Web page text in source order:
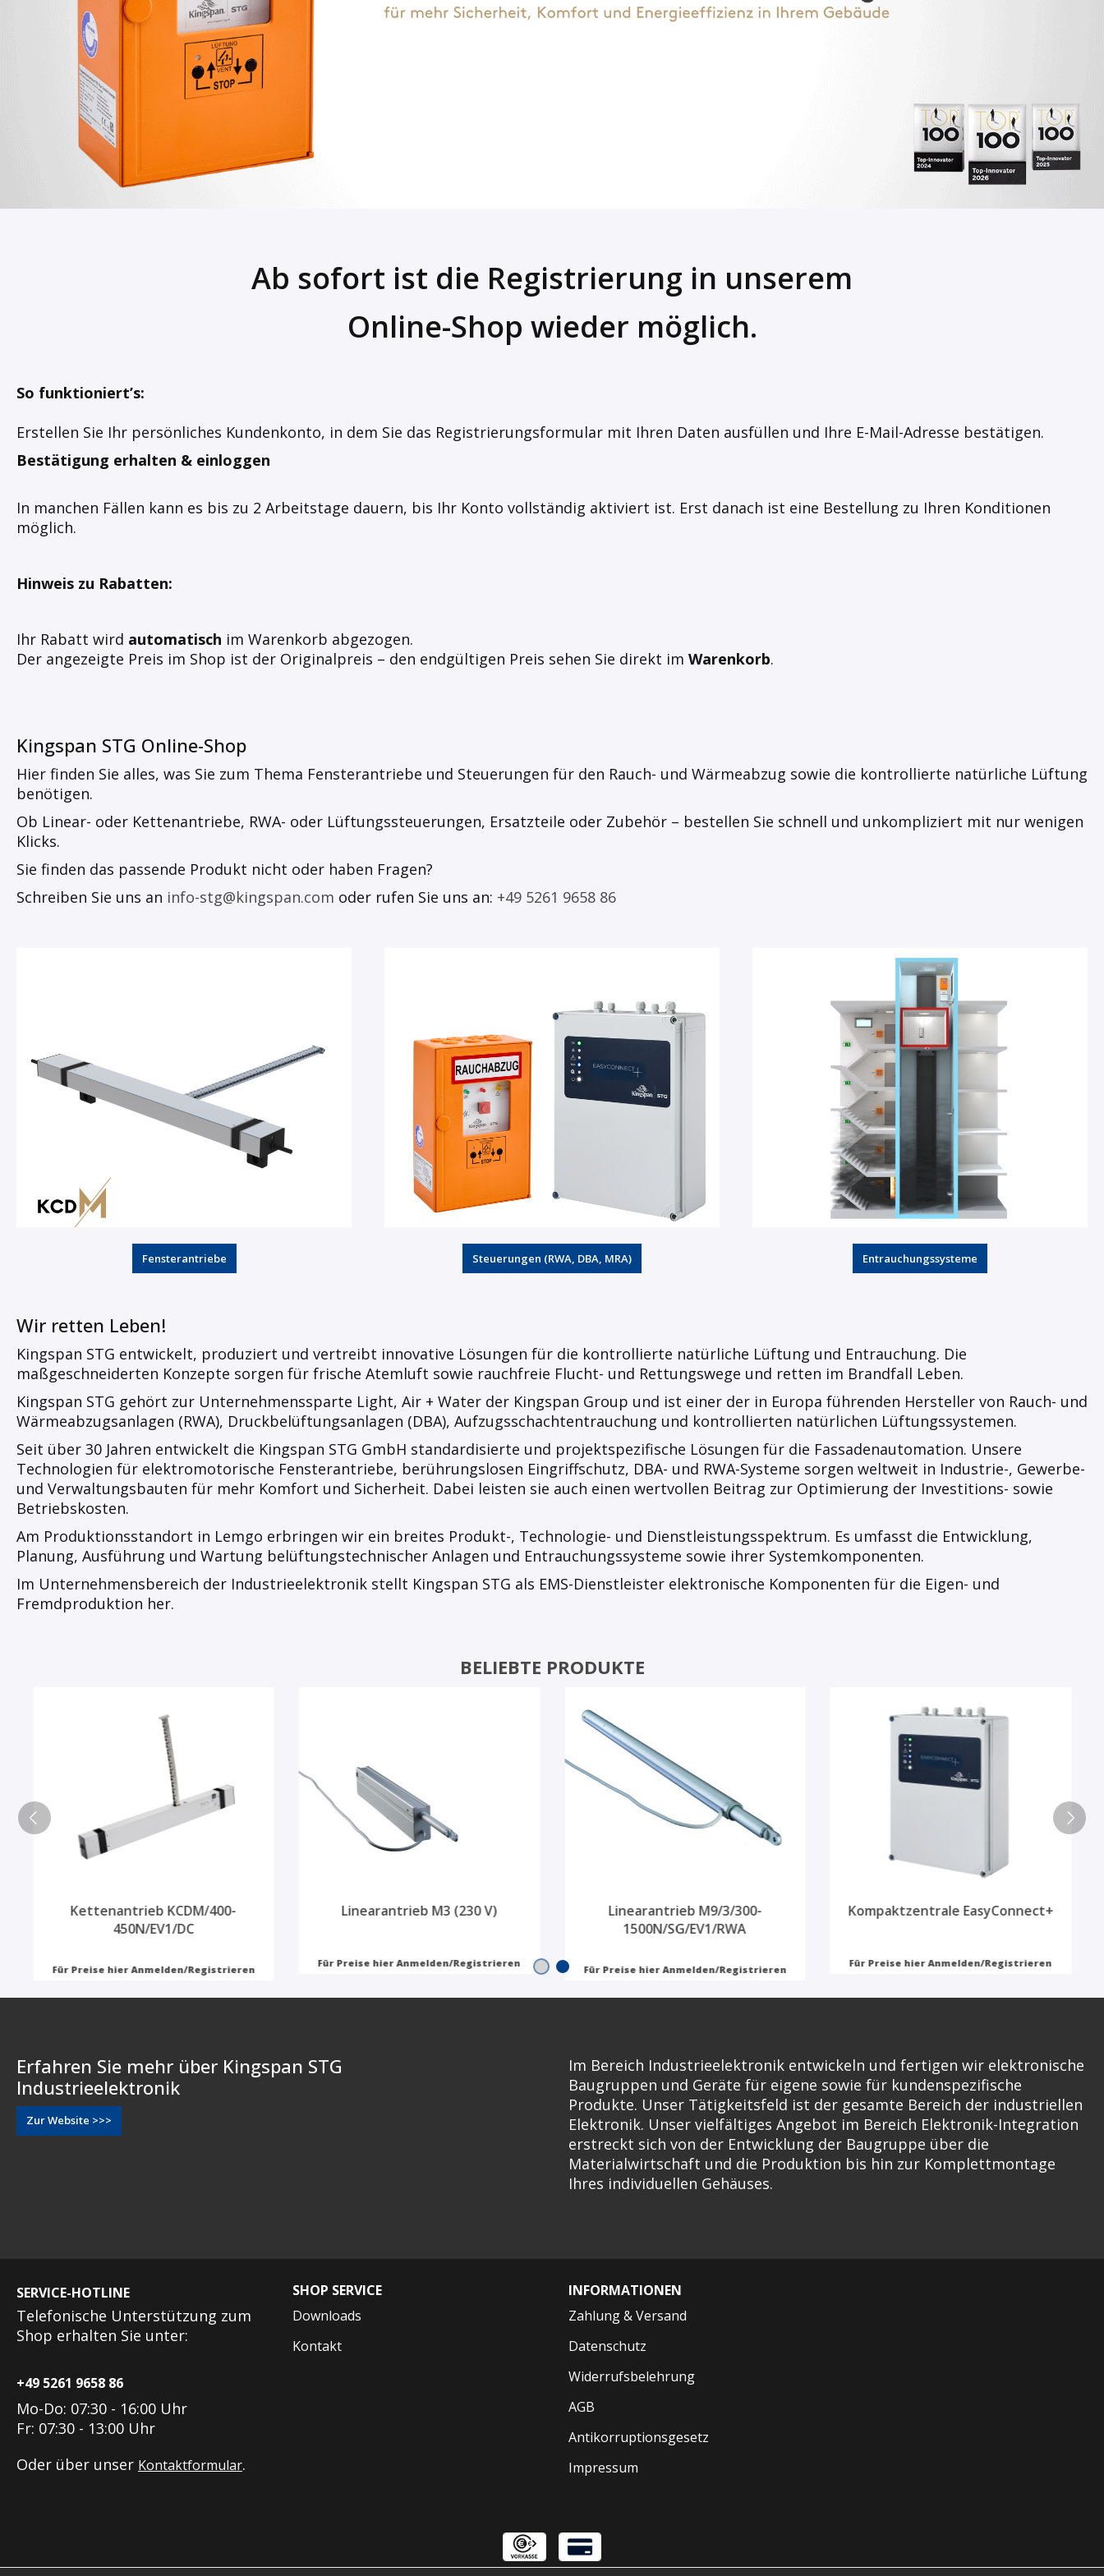
Ab sofort ist die Registrierung in unserem
Online-Shop wieder möglich.
So funktioniert’s:
Erstellen Sie Ihr persönliches Kundenkonto, in dem Sie das Registrierungsformular mit Ihren Daten ausfüllen und Ihre E-Mail-Adresse bestätigen.
Bestätigung erhalten & einloggen
In manchen Fällen kann es bis zu 2 Arbeitstage dauern, bis Ihr Konto vollständig aktiviert ist. Erst danach ist eine Bestellung zu Ihren Konditionen
möglich.
Hinweis zu Rabatten:
Ihr Rabatt wird automatisch im Warenkorb abgezogen.
Der angezeigte Preis im Shop ist der Originalpreis – den endgültigen Preis sehen Sie direkt im Warenkorb.
Kingspan STG Online-Shop
Hier finden Sie alles, was Sie zum Thema Fensterantriebe und Steuerungen für den Rauch- und Wärmeabzug sowie die kontrollierte natürliche Lüftung
benötigen.
Ob Linear- oder Kettenantriebe, RWA- oder Lüftungssteuerungen, Ersatzteile oder Zubehör – bestellen Sie schnell und unkompliziert mit nur wenigen
Klicks.
Sie finden das passende Produkt nicht oder haben Fragen?
Schreiben Sie uns an info-stg@kingspan.com oder rufen Sie uns an: +49 5261 9658 86
Fensterantriebe Steuerungen (RWA, DBA, MRA) Entrauchungssysteme
Wir retten Leben!
Kingspan STG entwickelt, produziert und vertreibt innovative Lösungen für die kontrollierte natürliche Lüftung und Entrauchung. Die
maßgeschneiderten Konzepte sorgen für frische Atemluft sowie rauchfreie Flucht- und Rettungswege und retten im Brandfall Leben.
Kingspan STG gehört zur Unternehmenssparte Light, Air + Water der Kingspan Group und ist einer der in Europa führenden Hersteller von Rauch- und
Wärmeabzugsanlagen (RWA), Druckbelüftungsanlagen (DBA), Aufzugsschachtentrauchung und kontrollierten natürlichen Lüftungssystemen.
Seit über 30 Jahren entwickelt die Kingspan STG GmbH standardisierte und projektspezifische Lösungen für die Fassadenautomation. Unsere
Technologien für elektromotorische Fensterantriebe, berührungslosen Eingriffschutz, DBA- und RWA-Systeme sorgen weltweit in Industrie-, Gewerbe-
und Verwaltungsbauten für mehr Komfort und Sicherheit. Dabei leisten sie auch einen wertvollen Beitrag zur Optimierung der Investitions- sowie
Betriebskosten.
Am Produktionsstandort in Lemgo erbringen wir ein breites Produkt-, Technologie- und Dienstleistungsspektrum. Es umfasst die Entwicklung,
Planung, Ausführung und Wartung belüftungstechnischer Anlagen und Entrauchungssysteme sowie ihrer Systemkomponenten.
Im Unternehmensbereich der Industrieelektronik stellt Kingspan STG als EMS-Dienstleister elektronische Komponenten für die Eigen- und
Fremdproduktion her.
BELIEBTE PRODUKTE
Kettenantrieb KCDM/400-
450N/EV1/DC
Für Preise hier Anmelden/Registrieren
Linearantrieb M3 (230 V)
Für Preise hier Anmelden/Registrieren
Linearantrieb M9/3/300-
1500N/SG/EV1/RWA
Für Preise hier Anmelden/Registrieren
Kompaktzentrale EasyConnect+
Für Preise hier Anmelden/Registrieren
Erfahren Sie mehr über Kingspan STG
Industrieelektronik
Zur Website >>>
Im Bereich Industrieelektronik entwickeln und fertigen wir elektronische
Baugruppen und Geräte für eigene sowie für kundenspezifische
Produkte. Unser Tätigkeitsfeld ist der gesamte Bereich der industriellen
Elektronik. Unser vielfältiges Angebot im Bereich Elektronik-Integration
erstreckt sich von der Entwicklung der Baugruppe über die
Materialwirtschaft und die Produktion bis hin zur Komplettmontage
Ihres individuellen Gehäuses.
SERVICE-HOTLINE
Telefonische Unterstützung zum
Shop erhalten Sie unter:
+49 5261 9658 86
Mo-Do: 07:30 - 16:00 Uhr
Fr: 07:30 - 13:00 Uhr
Oder über unser Kontaktformular.
SHOP SERVICE
Downloads
Kontakt
INFORMATIONEN
Zahlung & Versand
Datenschutz
Widerrufsbelehrung
AGB
Antikorruptionsgesetz
Impressum